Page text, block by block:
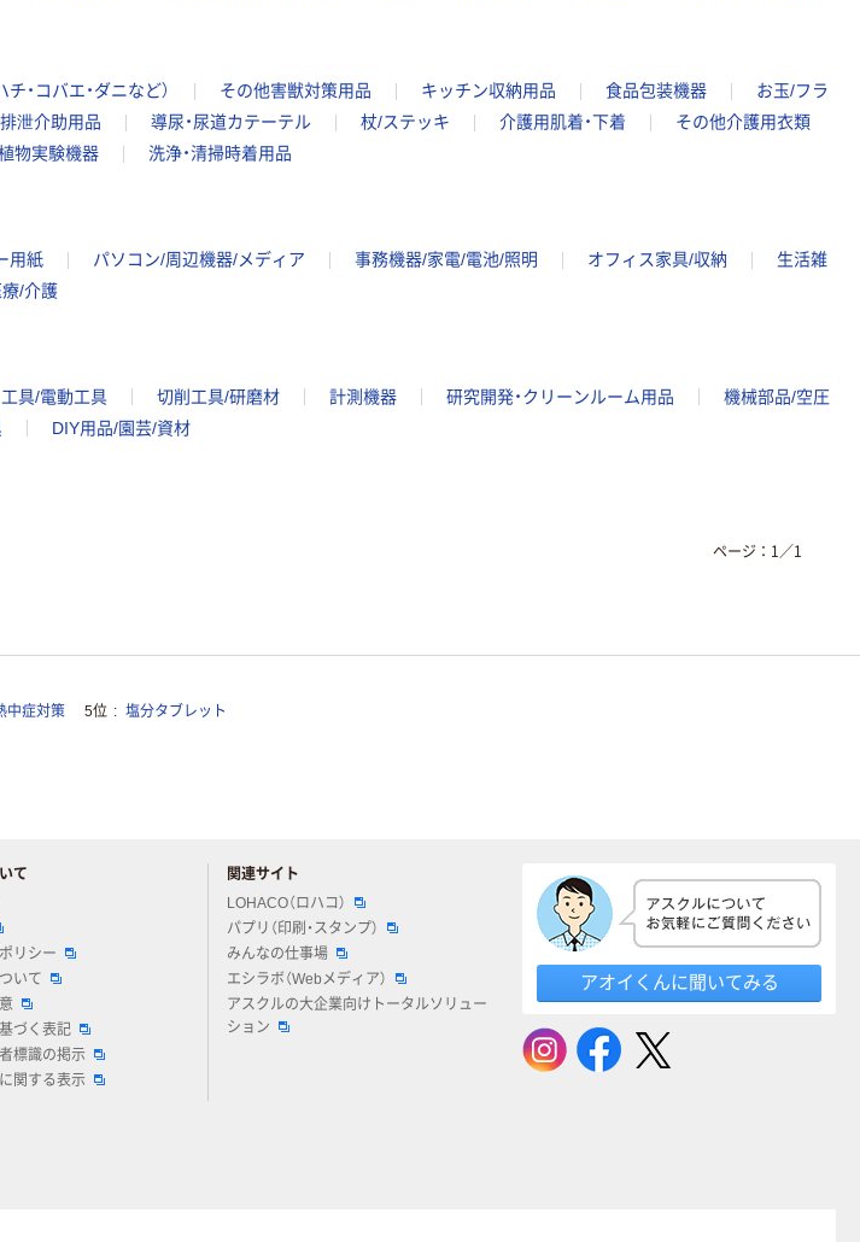
・コバエ・ダニなど） その他害獣対策用品 キッチン収納用品 食品包装機器
お玉/フラ
排泄介助用品 導尿・尿道カテーテル 杖/ステッキ 介護用肌着・下着
その他介護用衣類
物実験機器 洗浄・清掃時着用品
用紙 パソコン/周辺機器/メディア 事務機器/家電/電池/照明 オフィス家具/収納
生活雑
/介護
工具/電動工具 切削工具/研磨材 計測機器 研究開発・クリーンルーム用品
機械部品/空圧
DIY用品/園芸/資材
ページ： 1 ／1
中症対策 5位 塩分タブレット
て
リシー
いて
づく表記
標識の掲示
関する表示
関連サイト
LOHACO（ロハコ）
パプリ（印刷・スタンプ）
みんなの仕事場
エシラボ（Webメディア）
アスクルの大企業向けトータルソリュー
ション
アオイくんに聞いてみる